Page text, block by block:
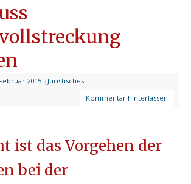
2015 | Juristisches
Kommentar hinterlassen
ist das Vorgehen der
bei der